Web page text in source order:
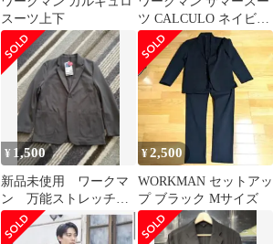
スーツ上下
ツ CALCULO ネイビー
ビジネスジャケット+パ
ンツ
¥ 1,500
新品未使用 ワークマ
ン 万能ストレッチジ
ャケット スーツ グ
レー
¥2,500
WORKMAN セットアッ
プ ブラック Mサイズ